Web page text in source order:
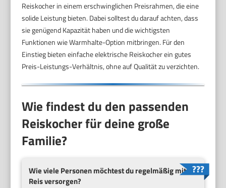
Reiskocher in einem erschwinglichen Preisrahmen, die eine
solide Leistung bieten. Dabei solltest du darauf achten, dass
sie genügend Kapazität haben und die wichtigsten
Funktionen wie Warmhalte-Option mitbringen. Für den
Einstieg bieten einfache elektrische Reiskocher ein gutes
Preis-Leistungs-Verhältnis, ohne auf Qualität zu verzichten.
Wie findest du den passenden
Reiskocher für deine große
Familie?
Wie viele Personen möchtest du regelmäßig mit
Reis versorgen?